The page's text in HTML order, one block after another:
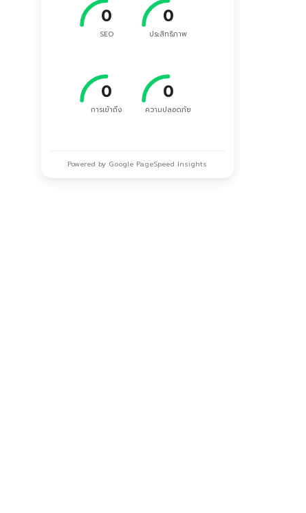
0
SEO
0
ประสิทธิภาพ
0
การเข้าถึง
0
ความปลอดภัย
Powered by Google PageSpeed Insights